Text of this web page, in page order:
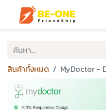
สินค้าทั้งหมด MyDoctor -